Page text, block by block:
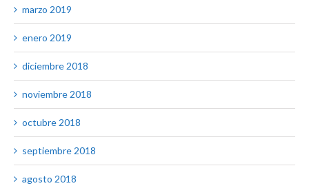
marzo 2019
enero 2019
diciembre 2018
noviembre 2018
octubre 2018
septiembre 2018
agosto 2018